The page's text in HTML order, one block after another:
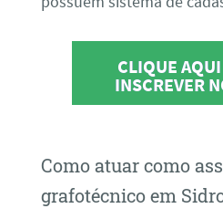
CLIQUE AQUI
INSCREVER
Como atuar como
grafotécnico em